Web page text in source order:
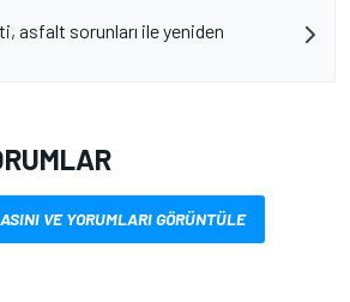
asfalt sorunları ile yeniden
VE YORUMLARI GÖRÜNTÜLE